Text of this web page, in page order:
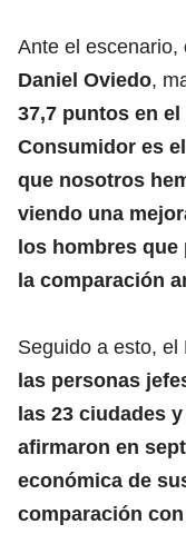
Ante el escenario,
Daniel Oviedo,
37,7 puntos en
Consumidor es
que nosotros
viendo una
los hombres que
la comparación
Seguido a esto, el
las personas
las 23 ciudades
afirmaron en
económica de
comparación